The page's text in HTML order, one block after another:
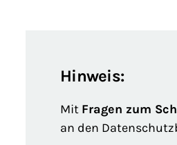
Hinweis:
Mit Fragen zum
an den